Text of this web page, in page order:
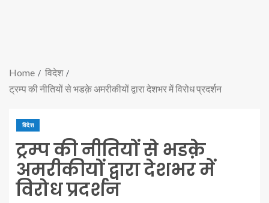
Home
विदेश
ट्रम्प की नीतियों से भडक़े अमरीकीयों द्वारा देशभर में विरोध प्रदर्शन
विदेश
ट्रम्प की नीतियों से भडक़े
अमरीकीयों द्वारा देशभर में
विरोध प्रदर्शन